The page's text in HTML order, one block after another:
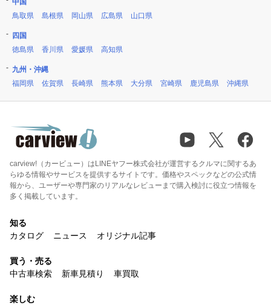
中国
鳥取県
島根県 岡山県 広島県 山口県
四国
徳島県
香川県 愛媛県 高知県
九州・沖縄
福岡県
佐賀県 長崎県 熊本県 大分県 宮崎県 鹿児島県 沖縄県
carview!（カービュー）はLINEヤフー株式会社が運営するクルマに関するあ
らゆる情報やサービスを提供するサイトです。価格やスペックなどの公式情
報から、ユーザーや専門家のリアルなレビューまで購入検討に役立つ情報を
多く掲載しています。
知る
カタログ
ニュース オリジナル記事
買う・売る
中古車検索
新車見積り 車買取
楽しむ